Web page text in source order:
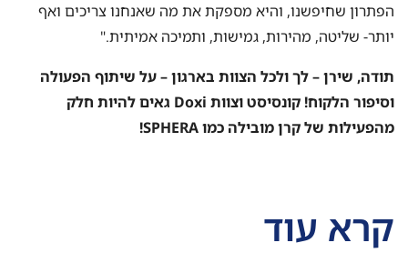
הפתרון שחיפשנו, והיא מספקת את מה שאנחנו צריכים ואף
יותר- שליטה, מהירות, גמישות, ותמיכה אמיתית."
תודה, שירן – לך ולכל הצוות בארגון – על שיתוף הפעולה
וסיפור הלקוח! קונסיסט וצוות Doxi גאים להיות חלק
מהפעילות של קרן מובילה כמו SPHERA!
קרא עוד